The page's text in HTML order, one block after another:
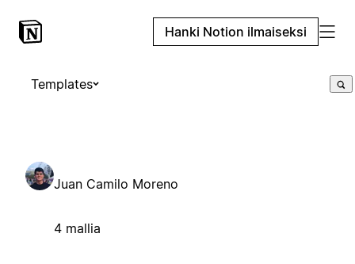
Hanki Notion ilmaiseksi
Templates
Juan Camilo Moreno
4 mallia